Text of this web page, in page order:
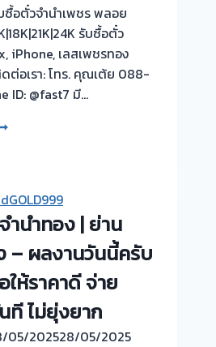
ซื้อตั๋วจำนำเพชร พลอย
รับซื้อตั๋ว
iPhone, เลสเพชรทอง
ต่อเรา: โทร. คุณเต้ย 088-
ID: @fast7 มี…
ง-
ถอน
คา
อม
ำนำทอง | ย่าน
– ผลงานวันนี้ครับ
ให้ราคาดี จ่าย
ที ไม่ยุ่งยาก
05/202528/05/2025